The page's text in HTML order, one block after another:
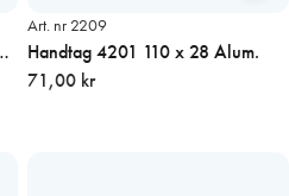
Art. nr 2209
Handtag 4201 110 x 28 Alum.
71,00 kr